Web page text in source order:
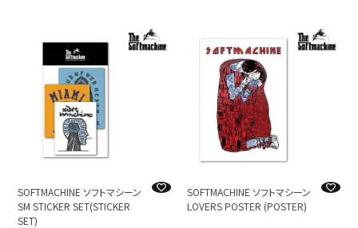
SOFTMACHINE ソフトマシーン
SM STICKER SET(STICKER
SET)
SOFTMACHINE ソフトマシーン
LOVERS POSTER (POSTER)